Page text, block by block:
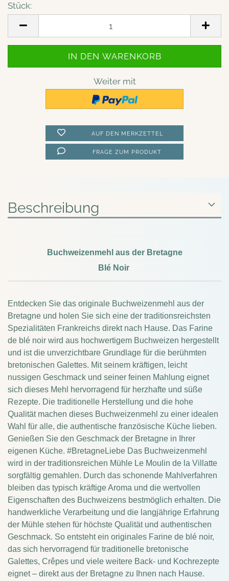
Stück:
Weiter mit
AUF DEN MERKZETTEL
FRAGE ZUM PRODUKT
Beschreibung
Buchweizenmehl aus der Bretagne
Blé Noir
Entdecken Sie das originale Buchweizenmehl aus der
Bretagne und holen Sie sich eine der traditionsreichsten
Spezialitäten Frankreichs direkt nach Hause. Das Farine
de blé noir wird aus hochwertigem Buchweizen hergestellt
und ist die unverzichtbare Grundlage für die berühmten
bretonischen Galettes. Mit seinem kräftigen, leicht
nussigen Geschmack und seiner feinen Mahlung eignet
sich dieses Mehl hervorragend für herzhafte und süße
Rezepte. Die traditionelle Herstellung und die hohe
Qualität machen dieses Buchweizenmehl zu einer idealen
Wahl für alle, die authentische französische Küche lieben.
Genießen Sie den Geschmack der Bretagne in Ihrer
eigenen Küche. #BretagneLiebe Das Buchweizenmehl
wird in der traditionsreichen Mühle Le Moulin de la Villatte
sorgfältig gemahlen. Durch das schonende Mahlverfahren
bleiben das typisch kräftige Aroma und die wertvollen
Eigenschaften des Buchweizens bestmöglich erhalten. Die
handwerkliche Verarbeitung und die langjährige Erfahrung
der Mühle stehen für höchste Qualität und authentischen
Geschmack. So entsteht ein originales Farine de blé noir,
das sich hervorragend für traditionelle bretonische
Galettes, Crêpes und viele weitere Back- und Kochrezepte
eignet – direkt aus der Bretagne zu Ihnen nach Hause.